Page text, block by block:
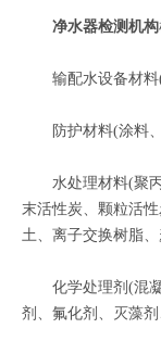
净水器检测机构
输配水设备材料(
防护材料(涂料
水处理材料(聚丙
末活性炭、颗粒活
土、离子交换树脂
化学处理剂(混凝
剂、氟化剂、灭藻